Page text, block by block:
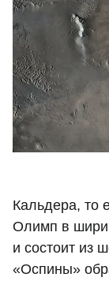
Кальдера, то
Олимп в
и состоит из
«Оспины»